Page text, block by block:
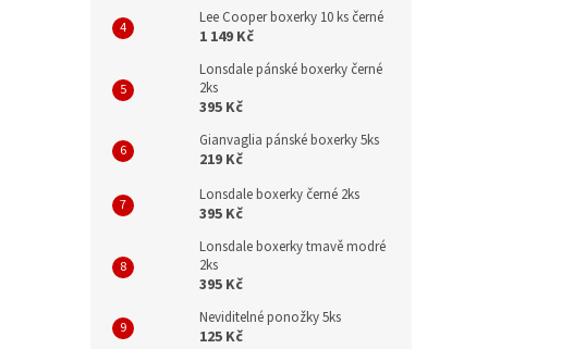
Lee Cooper boxerky 10 ks černé
1 149 Kč
Lonsdale pánské boxerky černé
2ks
395 Kč
Gianvaglia pánské boxerky 5ks
219 Kč
Lonsdale boxerky černé 2ks
395 Kč
Lonsdale boxerky tmavě modré
2ks
395 Kč
Neviditelné ponožky 5ks
125 Kč